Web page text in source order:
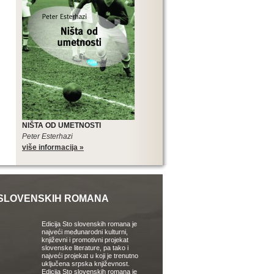
NIŠTA OD UMETNOSTI
Peter Esterhazi
više informacija »
ROMANA
Edicija Sto slovenskih romana je
najveći međunarodni kulturni,
književni i promotivni projekat
slovenske literature, pa tako i
najveći projekat u koji je trenutno
uključena srpska književnost.
Edicija Sto slovenskih romana je